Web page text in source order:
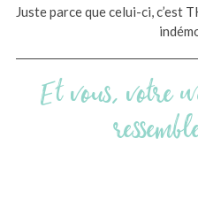
Juste parce que celui-ci, c’est
Et vous, votre